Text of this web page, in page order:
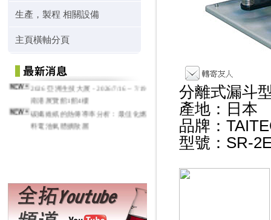
生產，製程 相關設備
主頁橫軸分頁
2026 亞洲生技大展 - 2026/7/16 ~ 7/19
南港展覽館1館4樓
料電池氣體擴散層
分離式漏斗
產地：日本
品牌：
型號：SR-